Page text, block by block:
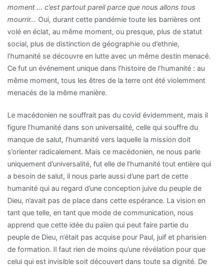
moment … c’est partout pareil parce que nous allons tous
mourrir… Oui, durant cette pandémie toute les barrières ont
volé en éclat, au même moment, ou presque, plus de statut
social, plus de distinction de géographie ou d’ethnie,
l’humanité se découvre en lutte avec un même destin menacé.
Ce fut un événement unique dans l’histoire de l’humanité : au
même moment, tous les êtres de la terre ont été violemment
menacés de la même manière.
Le macédonien ne souffrait pas du covid évidemment, mais il
figure l’humanité dans son universalité, celle qui souffre du
manque de salut, l’humanité vers laquelle la mission doit
s’orienter radicalement. Mais ce macédonien, ne nous parle
uniquement d’universalité, fut elle de l’humanité tout entière qui
a besoin de salut, il nous parle aussi d’une part de cette
humanité qui au regard d’une conception juive du peuple de
Dieu, n’avait pas de place dans cette espérance. La vision en
tant que telle, en tant que mode de communication, nous
apprend que cette idée du païen qui peut faire partie du
peuple de Dieu, n’était pas acquise pour Paul, juif et pharisien
de formation. Il faut rien de moins qu’une révélation pour que
celui qui est invisible soit découvert dans toute sa dignité. De